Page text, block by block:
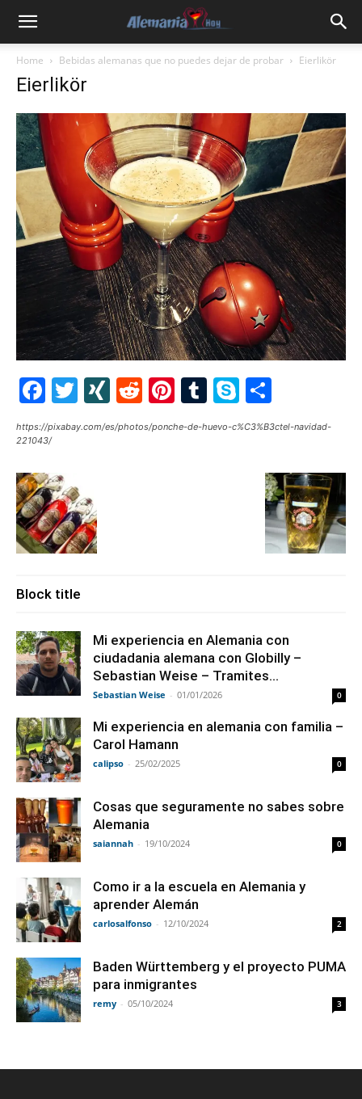
Home Bebidas alemanas que no puedes dejar de probar Eierlikör
Eierlikör
Facebook
Twitter
XINGReddit
Pinterest
Tumblr
Skype
https://pixabay.com/es/photos/ponche-de-huevo-c%C3%B3ctel-navidad-
221043/
Block title
Mi experiencia en Alemania con
ciudadania alemana con Globilly –
Sebastian Weise – Tramites...
Sebastian Weise - 01/01/2026 0
Mi experiencia en alemania con familia –
Carol Hamann
calipso - 25/02/2025 0
Cosas que seguramente no sabes sobre
Alemania
saiannah - 19/10/2024 0
Como ir a la escuela en Alemania y
aprender Alemán
carlosalfonso - 12/10/2024 2
Baden Württemberg y el proyecto PUMA
para inmigrantes
remy - 05/10/2024 3